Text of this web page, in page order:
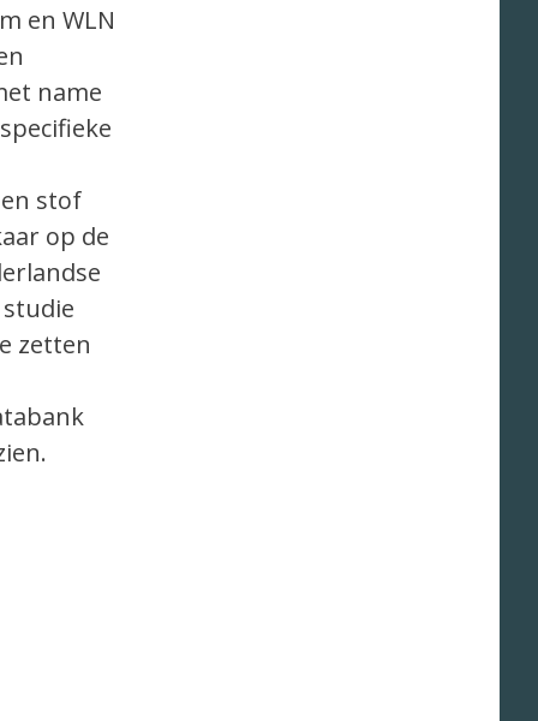
en WLN
name
stof
op de
zetten